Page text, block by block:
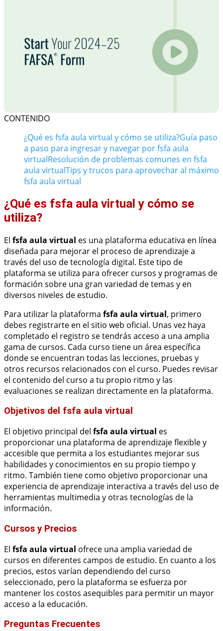
CONTENIDO
¿Qué es fsfa aula virtual y cómo se utiliza?Guía paso
a paso para ingresar y navegar por fsfa aula
virtualResolución de problemas comunes en fsfa
aula virtualTips y trucos para aprovechar al máximo
fsfa aula virtual
¿Qué es fsfa aula virtual y cómo se
utiliza?
El fsfa aula virtual es una plataforma educativa en línea
diseñada para mejorar el proceso de aprendizaje a
través del uso de tecnología digital. Este tipo de
plataforma se utiliza para ofrecer cursos y programas de
formación sobre una gran variedad de temas y en
diversos niveles de estudio.
Para utilizar la plataforma fsfa aula virtual, primero
debes registrarte en el sitio web oficial. Unas vez haya
completado el registro se tendrás acceso a una amplia
gama de cursos. Cada curso tiene un área específica
donde se encuentran todas las lecciones, pruebas y
otros recursos relacionados con el curso. Puedes revisar
el contenido del curso a tu propio ritmo y las
evaluaciones se realizan directamente en la plataforma.
Objetivos del fsfa aula virtual
El objetivo principal del fsfa aula virtual es
proporcionar una plataforma de aprendizaje flexible y
accesible que permita a los estudiantes mejorar sus
habilidades y conocimientos en su propio tiempo y
ritmo. También tiene como objetivo proporcionar una
experiencia de aprendizaje interactiva a través del uso de
herramientas multimedia y otras tecnologías de la
información.
Cursos y Precios
El fsfa aula virtual ofrece una amplia variedad de
cursos en diferentes campos de estudio. En cuanto a los
precios, estos varían dependiendo del curso
seleccionado, pero la plataforma se esfuerza por
mantener los costos asequibles para permitir un mayor
acceso a la educación.
Preguntas Frecuentes